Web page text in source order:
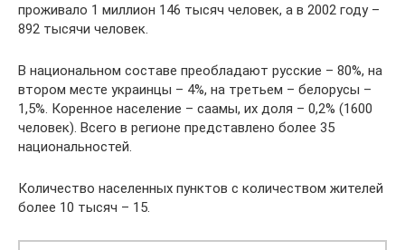
проживало 1 миллион 146 тысяч человек, а в 2002 году –
892 тысячи человек.
В национальном составе преобладают русские – 80%, на
втором месте украинцы – 4%, на третьем – белорусы –
1,5%. Коренное население – саамы, их доля – 0,2% (1600
человек). Всего в регионе представлено более 35
национальностей.
Количество населенных пунктов с количеством жителей
более 10 тысяч – 15.